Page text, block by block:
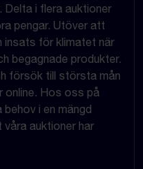
Delta i flera auktioner
pengar. Utöver att
insats för klimatet när
begagnade produkter.
försök till största mån
online. Hos oss på
i en mängd
auktioner har